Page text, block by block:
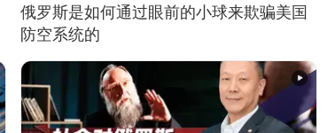
俄罗斯是如何通过眼前的小球来欺骗美国
防空系统的